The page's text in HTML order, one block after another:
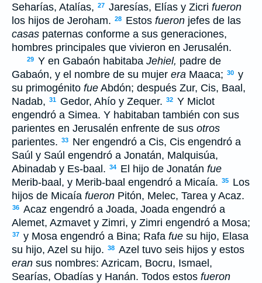
Seharías, Atalías, 27 Jaresías, Elías y Zicri fueron
los hijos de Jeroham. 28 Estos fueron jefes de las
casas paternas conforme a sus generaciones,
hombres principales que vivieron en Jerusalén.
29 Y en Gabaón habitaba Jehiel, padre de
Gabaón, y el nombre de su mujer era Maaca; 30 y
su primogénito fue Abdón; después Zur, Cis, Baal,
Nadab, 31 Gedor, Ahío y Zequer. 32 Y Miclot
engendró a Simea. Y habitaban también con sus
parientes en Jerusalén enfrente de sus otros
parientes. 33
Ner engendró a Cis, Cis engendró a
Saúl y Saúl engendró a Jonatán, Malquisúa,
Abinadab y Es-baal. 34 El hijo de Jonatán fue
Merib-baal, y Merib-baal engendró a Micaía. 35
Los
hijos de Micaía fueron Pitón, Melec, Tarea y Acaz.
36 Acaz engendró a Joada, Joada engendró a
Alemet, Azmavet y Zimri, y Zimri engendró a Mosa;
37 y Mosa engendró a Bina; Rafa fue su hijo, Elasa
su hijo, Azel su hijo. 38 Azel tuvo seis hijos y estos
eran sus nombres: Azricam, Bocru, Ismael,
Searías, Obadías y Hanán. Todos estos fueron